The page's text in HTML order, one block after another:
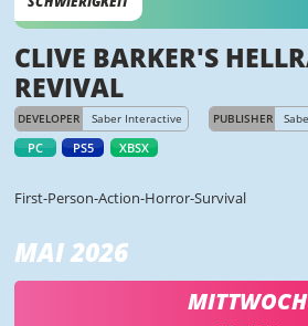
CLIVE BARKER'S
REVIVAL
DEVELOPER Saber Interactive PUBLISHER
PC PS5 XBSX
First-Person-Action-Horror-Survival
MAI 2026
MITTWOCH